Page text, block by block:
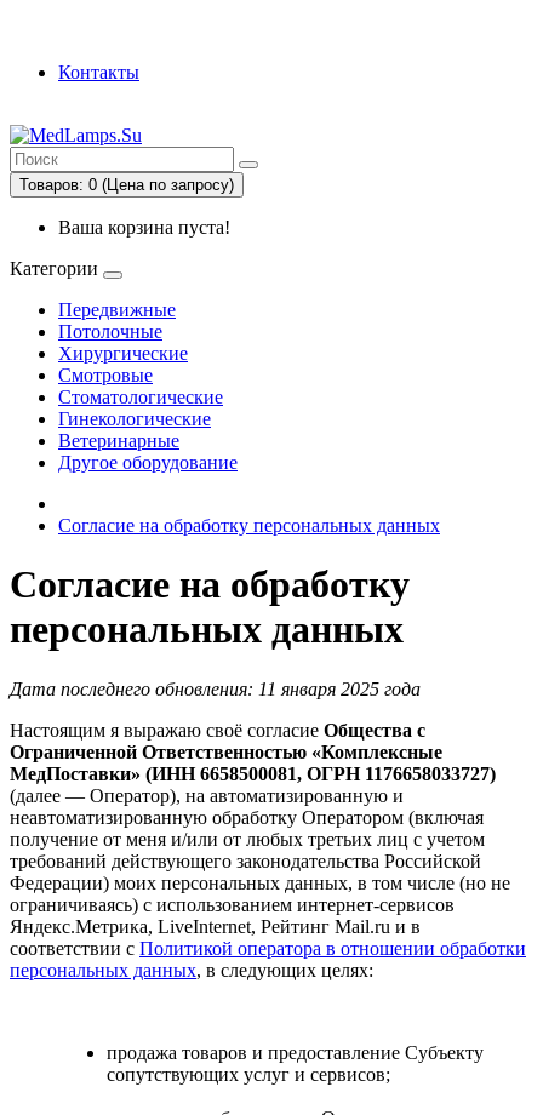
Контакты
Товаров: 0 (Цена по запросу)
Ваша корзина пуста!
Категории
Передвижные
Потолочные
Хирургические
Смотровые
Стоматологические
Гинекологические
Ветеринарные
Другое оборудование
Согласие на обработку персональных данных
Согласие на обработку
персональных данных
Дата последнего обновления: 11 января 2025 года
Настоящим я выражаю своё согласие Общества с
Ограниченной Ответственностью «Комплексные
МедПоставки» (ИНН 6658500081, ОГРН 1176658033727)
(далее — Оператор), на автоматизированную и
неавтоматизированную обработку Оператором (включая
получение от меня и/или от любых третьих лиц с учетом
требований действующего законодательства Российской
Федерации) моих персональных данных, в том числе (но не
ограничиваясь) с использованием интернет-сервисов
Яндекс.Метрика, LiveInternet, Рейтинг Mail.ru и в
соответствии с Политикой оператора в отношении обработки
персональных данных, в следующих целях:
продажа товаров и предоставление Субъекту
сопутствующих услуг и сервисов;